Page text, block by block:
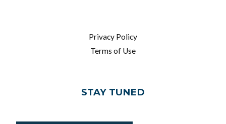
Privacy Policy
Terms of Use
STAY TUNED